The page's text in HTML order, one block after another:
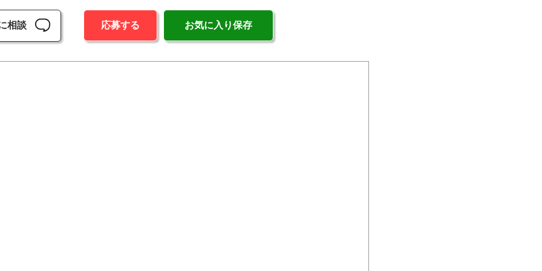
相談 応募する お気に入り保存